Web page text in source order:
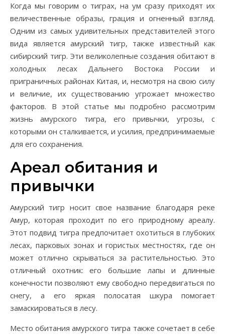
Когда мы говорим о тиграх, на ум сразу приходят их
величественные образы, грация и огненный взгляд.
Одним из самых удивительных представителей этого
вида является амурский тигр, также известный как
сибирский тигр. Эти великолепные создания обитают в
холодных лесах Дальнего Востока России и
приграничных районах Китая, и, несмотря на свою силу
и величие, их существованию угрожает множество
факторов. В этой статье мы подробно рассмотрим
жизнь амурского тигра, его привычки, угрозы, с
которыми он сталкивается, и усилия, предпринимаемые
для его сохранения.
Ареал обитания и
привычки
Амурский тигр носит свое название благодаря реке
Амур, которая проходит по его природному ареалу.
Этот подвид тигра предпочитает охотиться в глубоких
лесах, парковых зонах и гористых местностях, где он
может отлично скрываться за растительностью. Это
отличный охотник: его большие лапы и длинные
конечности позволяют ему свободно передвигаться по
снегу, а его яркая полосатая шкура помогает
замаскироваться в лесу.
Место обитания амурского тигра также сочетает в себе